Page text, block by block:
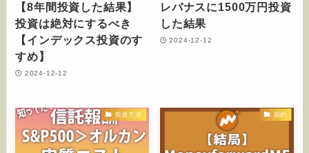
【8年間投資した結果】
投資は絶対にするべき
【インデックス投資のす
すめ】
2024-12-12
レバナスに1500万円投資
した結果
2024-12-12
投資方法 節約